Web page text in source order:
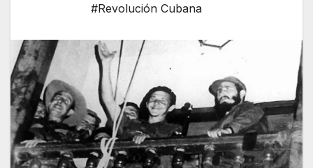
#Revolución Cubana